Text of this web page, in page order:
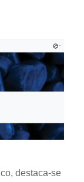
destaca-se